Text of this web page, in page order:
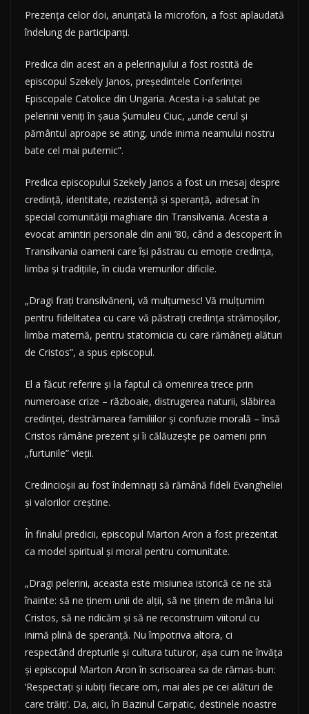
Prezenţa celor doi, anunţată la microfon, a fost aplaudată
îndelung de participanţi.
Predica din acest an a pelerinajului a fost rostită de
episcopul Szekely Janos, preşedintele Conferinţei
Episcopale Catolice din Ungaria. Acesta i-a salutat pe
pelerinii veniţi în şaua Şumuleu Ciuc, „unde cerul şi
pământul aproape se ating, unde inima neamului nostru
bate cel mai puternic”.
Predica episcopului Szekely Janos a fost un mesaj despre
credinţă, identitate, rezistenţă şi speranţă, adresat în
special comunităţii maghiare din Transilvania. Acesta a
evocat amintiri personale din anii ’80, când a descoperit în
Transilvania oameni care îşi păstrau cu emoţie credinţa,
limba şi tradiţiile, în ciuda vremurilor dificile.
„Dragi fraţi transilvăneni, vă mulţumesc! Vă mulţumim
pentru fidelitatea cu care vă păstraţi credinţa strămoşilor,
limba maternă, pentru statornicia cu care rămâneţi alături
de Cristos”, a spus episcopul.
El a făcut referire şi la faptul că omenirea trece prin
numeroase crize – războaie, distrugerea naturii, slăbirea
credinţei, destrămarea familiilor şi confuzie morală – însă
Cristos rămâne prezent şi îi călăuzeşte pe oameni prin
„furtunile” vieţii.
Credincioşii au fost îndemnaţi să rămână fideli Evangheliei
şi valorilor creştine.
În finalul predicii, episcopul Marton Aron a fost prezentat
ca model spiritual şi moral pentru comunitate.
„Dragi pelerini, aceasta este misiunea istorică ce ne stă
înainte: să ne ţinem unii de alţii, să ne ţinem de mâna lui
Cristos, să ne ridicăm şi să ne reconstruim viitorul cu
inimă plină de speranţă. Nu împotriva altora, ci
respectând drepturile şi cultura tuturor, aşa cum ne învăţa
şi episcopul Marton Aron în scrisoarea sa de rămas-bun:
‘Respectaţi şi iubiţi fiecare om, mai ales pe cei alături de
care trăiţi’. Da, aici, în Bazinul Carpatic, destinele noastre